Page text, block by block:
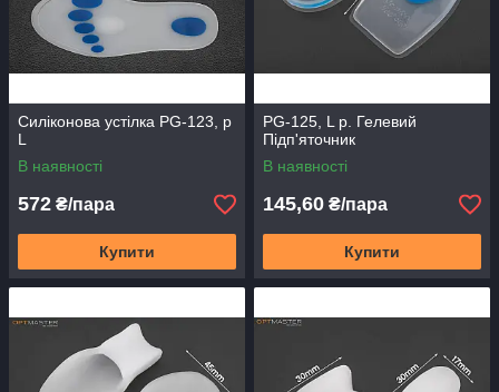
Силіконова устілка PG-123, р
L
В наявності
572 ₴/пара
Купити
PG-125, L р. Гелевий
Підп'яточник
В наявності
145,60 ₴/пара
Купити